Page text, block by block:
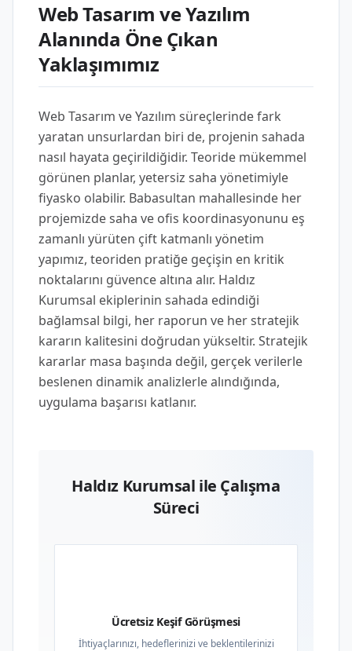
Web Tasarım ve Yazılım
Alanında Öne Çıkan
Yaklaşımımız
Web Tasarım ve Yazılım süreçlerinde fark
yaratan unsurlardan biri de, projenin sahada
nasıl hayata geçirildiğidir. Teoride mükemmel
görünen planlar, yetersiz saha yönetimiyle
fiyasko olabilir. Babasultan mahallesinde her
projemizde saha ve ofis koordinasyonunu eş
zamanlı yürüten çift katmanlı yönetim
yapımız, teoriden pratiğe geçişin en kritik
noktalarını güvence altına alır. Haldız
Kurumsal ekiplerinin sahada edindiği
bağlamsal bilgi, her raporun ve her stratejik
kararın kalitesini doğrudan yükseltir. Stratejik
kararlar masa başında değil, gerçek verilerle
beslenen dinamik analizlerle alındığında,
uygulama başarısı katlanır.
Haldız Kurumsal ile Çalışma
Süreci
Ücretsiz Keşif Görüşmesi
İhtiyaçlarınızı, hedeflerinizi ve beklentilerinizi